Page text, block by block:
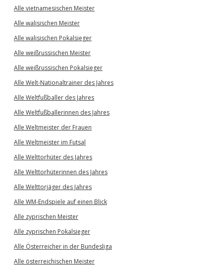
Alle vietnamesischen Meister
Alle walisischen Meister
Alle walisischen Pokalsieger
Alle weißrussischen Meister
Alle weißrussischen Pokalsieger
Alle Welt-Nationaltrainer des Jahres
Alle Weltfußballer des Jahres
Alle Weltfußballerinnen des Jahres
Alle Weltmeister der Frauen
Alle Weltmeister im Futsal
Alle Welttorhüter des Jahres
Alle Welttorhüterinnen des Jahres
Alle Welttorjäger des Jahres
Alle WM-Endspiele auf einen Blick
Alle zyprischen Meister
Alle zyprischen Pokalsieger
Alle Österreicher in der Bundesliga
Alle österreichischen Meister